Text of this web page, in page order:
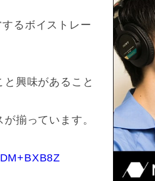
るボイストレー
興味があること
揃っています。